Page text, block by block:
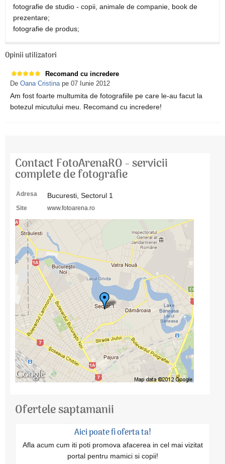
fotografie de studio - copii, animale de companie, book de
prezentare;
fotografie de produs;
Opinii utilizatori
Recomand cu incredere
De Oana Cristinape 07 Iunie 2012
Am fost foarte multumita de fotografiile pe care le-au facut la
botezul micutului meu. Recomand cu incredere!
Contact FotoArenaRO - servicii
complete de fotografie
Adresa Bucuresti, Sectorul 1
Site www.fotoarena.ro
Ofertele saptamanii
Aici poate fi oferta ta!
Afla acum cum iti poti promova afacerea in cel mai vizitat
portal pentru mamici si copii!